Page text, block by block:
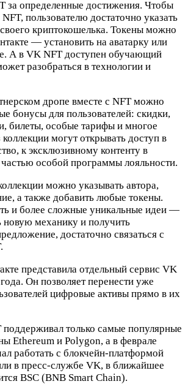
за определенные достижения. Чтобы
пользователю достаточно указать
криптокошелька. Токены можно
— установить на аватарку или
А в VK NFT доступен обучающий
разобраться в технологии и
дропе вместе с NFT можно
бонусы для пользователей: скидки,
билеты, особые тарифы и многое
могут открывать доступ в
к эксклюзивному контенту в
частью особой программы лояльности.
можно указывать автора,
а также добавить любые токены.
и более сложные уникальные идеи —
новую механику и получить
достаточно связаться с
представила отдельный сервис VK
Он позволяет перенести уже
цифровые активы прямо в их
только самые популярные
Ethereum и Polygon, а в феврале
работать с блокчейн-платформой
в пресс-службе VK, в ближайшее
BSC (BNB Smart Chain).